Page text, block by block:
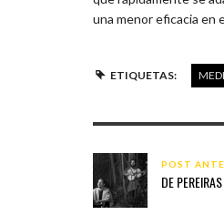
una menor eficacia en
ETIQUETAS:
POST
DE